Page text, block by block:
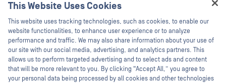
技術檔案
訓練
漏洞通報計畫
合作夥伴
認證
技術合作夥伴
新聞稿
新聞報導
網路研討會
產品型錄
白皮書
This Website Uses Cookies
This website uses tracking technologies, such as cookies, to enable our
website functionalities, to enhance user experience or to analyze
performance and traffic. We may also share information about your use of
our site with our social media, advertising, and analytics partners. This
allows us to perform targeted advertising and to select ads and content
that will be more relevant to you. By clicking “Accept All,” you agree to
your personal data being processed by all cookies and other technologies
Hey there!
I'm Ozzy, your OPSWAT virtual assistant.
How can I help you secure what's critical
today?